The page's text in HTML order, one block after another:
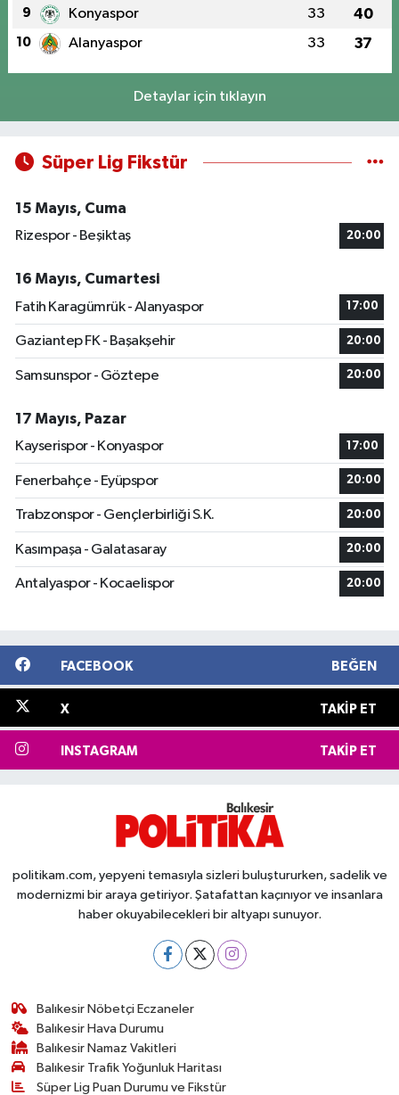
9 Konyaspor 33 40
10 Alanyaspor 33 37
Detaylar için tıklayın
Süper Lig Fikstür
15 Mayıs, Cuma
Rizespor - Beşiktaş
20:00
16 Mayıs, Cumartesi
Fatih Karagümrük - Alanyaspor
17:00
Gaziantep FK - Başakşehir 20:00
Samsunspor - Göztepe 20:00
17 Mayıs, Pazar
Kayserispor - Konyaspor
17:00
Fenerbahçe - Eyüpspor 20:00
Trabzonspor - Gençlerbirliği S.K. 20:00
Kasımpaşa - Galatasaray 20:00
Antalyaspor - Kocaelispor 20:00
FACEBOOK BEĞEN
X TAKIP ET
INSTAGRAM TAKIP ET
politikam.com, yepyeni temasıyla sizleri buluştururken, sadelik ve
modernizmi bir araya getiriyor. Şatafattan kaçınıyor ve insanlara
haber okuyabilecekleri bir altyapı sunuyor.
Balıkesir Nöbetçi Eczaneler
Balıkesir Hava Durumu
Balıkesir Namaz Vakitleri
Balıkesir Trafik Yoğunluk Haritası
Süper Lig Puan Durumu ve Fikstür